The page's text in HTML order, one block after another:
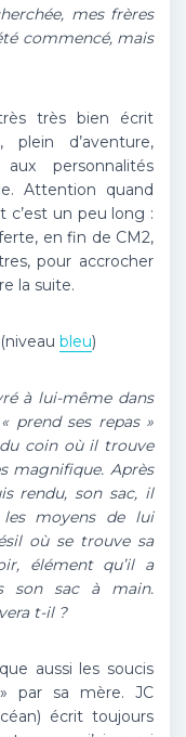
mes frères
commencé, mais
très bien écrit
plein d’aventure,
personnalités
Attention quand
c’est un peu long :
en fin de CM2,
pour accrocher
la suite.
bleu)
à lui-même dans
prend ses repas »
coin où il trouve
magnifique. Après
rendu, son sac, il
moyens de lui
où se trouve sa
élément qu’il a
son sac à main.
t-il ?
aussi les soucis
» par sa mère. JC
écrit toujours